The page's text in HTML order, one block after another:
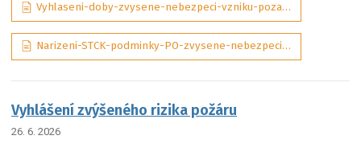
Vyhlaseni-doby-zvysene-nebezpeci-vzniku-pozaru-07-2026-sig_aDQP3Wd, PDF (292 kB)
Narizeni-STCK-podminky-PO-zvysene-nebezpeci-pozaru-01-2025-ASPI_tObrJIM, PDF (131 kB)
Vyhlášení zvýšeného rizika požáru
26. 6. 2026